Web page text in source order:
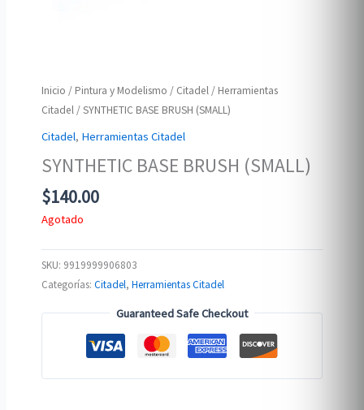
Inicio / Pintura y Modelismo / Citadel / Herramientas
Citadel / SYNTHETIC BASE BRUSH (SMALL)
Citadel, Herramientas Citadel
SYNTHETIC BASE BRUSH (SMALL)
$140.00
Agotado
SKU: 9919999906803
Categorías:Citadel,Herramientas Citadel
Guaranteed Safe Checkout